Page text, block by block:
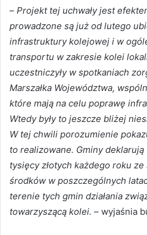
– Projekt tej uchwały jest
prowadzone są już od lutego
infrastruktury kolejowej i w
transportu w zakresie kolei
uczestniczyły w spotkaniach
Marszałka Województwa,
które mają na celu poprawę
Wtedy były to jeszcze bliżej
W tej chwili porozumienie
to realizowane. Gminy
tysięcy złotych każdego roku
środków w poszczególnych
terenie tych gmin działania
towarzyszącą kolei. – wyjaśnia